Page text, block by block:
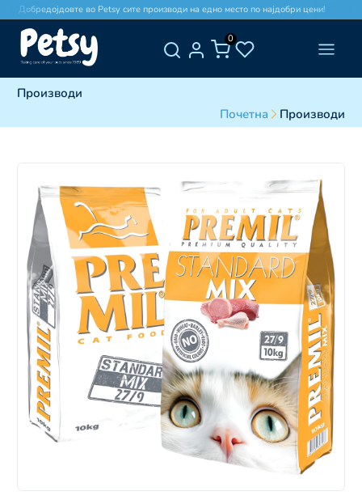
Добредојдовте во Petsy сите производи на едно место по најдобри цени!
0
Производи
Почетна
Производи